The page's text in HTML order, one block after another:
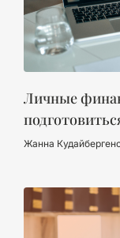
Личные
Жанна